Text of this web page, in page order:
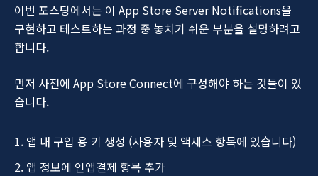
이번 포스팅에서는 이 App Store Server Notifications을
구현하고 테스트하는 과정 중 놓치기 쉬운 부분을 설명하려고
합니다.
먼저 사전에 App Store Connect에 구성해야 하는 것들이 있
습니다.
앱 내 구입 용 키 생성 (사용자 및 액세스 항목에 있습니다)
앱 정보에 인앱결제 항목 추가